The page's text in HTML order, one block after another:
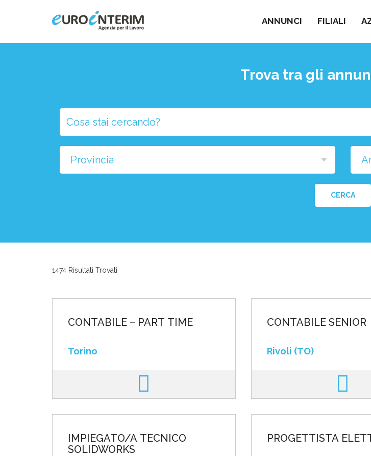
ANNUNCI FILIALI
Aziende
Persone
Lavora con noi
Trova tra gli
stai
la
CERCA
1474 Risultati Trovati
CONTABILE – PART TIME
Torino
CONTABILE SENIOR
Rivoli (TO)
IMPIEGATO/A TECNICO
SOLIDWORKS
PROGETTISTA